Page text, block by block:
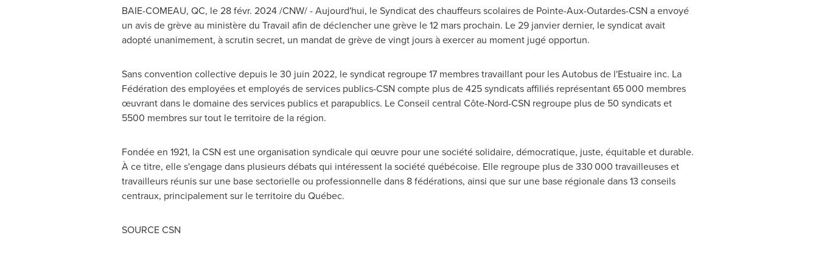
BAIE-COMEAU, QC, le 28 févr. 2024/CNW/ - Aujourd'hui, le Syndicat des chauffeurs scolaires de Pointe-Aux-Outardes-CSN a envoyé
un avis de grève au ministère du Travail afin de déclencher une grève le 12 mars prochain. Le 29 janvier dernier, le syndicat avait
adopté unanimement, à scrutin secret, un mandat de grève de vingt jours à exercer au moment jugé opportun.
Sans convention collective depuis le 30 juin 2022, le syndicat regroupe 17 membres travaillant pour les Autobus de l'Estuaire inc. La
Fédération des employées et employés de services publics-CSN compte plus de 425 syndicats affiliés représentant 65 000 membres
œuvrant dans le domaine des services publics et parapublics. Le Conseil central Côte-Nord-CSN regroupe plus de 50 syndicats et
5500 membres sur tout le territoire de la région.
Fondée en 1921, la CSN est une organisation syndicale qui œuvre pour une société solidaire, démocratique, juste, équitable et durable.
À ce titre, elle s'engage dans plusieurs débats qui intéressent la société québécoise. Elle regroupe plus de 330 000 travailleuses et
travailleurs réunis sur une base sectorielle ou professionnelle dans 8 fédérations, ainsi que sur une base régionale dans 13 conseils
centraux, principalement sur le territoire du Québec.
SOURCE CSN